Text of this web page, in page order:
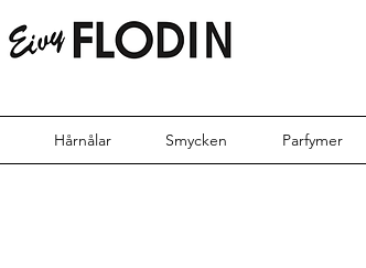
Hårnålar Smycken Parfymer